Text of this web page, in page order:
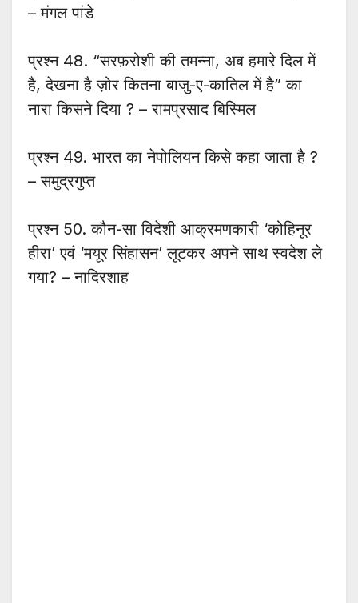
– मंगल पांडे
प्रश्न 48. “सरफ़रोशी की तमन्ना, अब हमारे दिल में
है, देखना है ज़ोर कितना बाजु-ए-कातिल में है” का
नारा किसने दिया ? – रामप्रसाद बिस्मिल
प्रश्न 49. भारत का नेपोलियन किसे कहा जाता है ?
– समुद्रगुप्त
प्रश्न 50. कौन-सा विदेशी आक्रमणकारी ‘कोहिनूर
हीरा’ एवं ‘मयूर सिंहासन’ लूटकर अपने साथ स्वदेश ले
गया? – नादिरशाह